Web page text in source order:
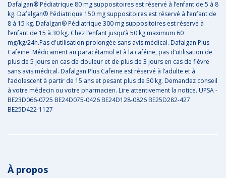
Dafalgan® Pédiatrique 80 mg suppositoires est réservé à l’enfant de 5 à 8
kg. Dafalgan® Pédiatrique 150 mg suppositoires est réservé à l’enfant de
8 à 15 kg. Dafalgan® Pédiatrique 300 mg suppositoires est réservé à
l’enfant de 15 à 30 kg. Chez l’enfant jusqu’à 50 kg maximum 60
mg/kg/24h.Pas d'utilisation prolongée sans avis médical. Dafalgan Plus
Cafeine. Médicament au paracétamol et à la caféine, pas d’utilisation de
plus de 5 jours en cas de douleur et de plus de 3 jours en cas de fièvre
sans avis médical. Dafalgan Plus Cafeine est réservé à l’adulte et à
l’adolescent à partir de 15 ans et pesant plus de 50 kg. Demandez conseil
à votre médecin ou votre pharmacien. Lire attentivement la notice. UPSA -
BE23D066-0725 BE24D075-0426 BE24D128-0826 BE25D282-427
BE25D422-1127
À propos